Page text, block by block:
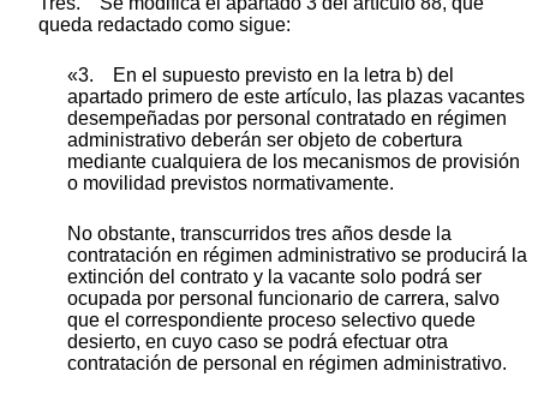
queda redactado como sigue:
«3. En el supuesto previsto en la letra b) del
apartado primero de este artículo, las plazas vacantes
desempeñadas por personal contratado en régimen
administrativo deberán ser objeto de cobertura
mediante cualquiera de los mecanismos de provisión
o movilidad previstos normativamente.
No obstante, transcurridos tres años desde la
contratación en régimen administrativo se producirá la
extinción del contrato y la vacante solo podrá ser
ocupada por personal funcionario de carrera, salvo
que el correspondiente proceso selectivo quede
desierto, en cuyo caso se podrá efectuar otra
contratación de personal en régimen administrativo.